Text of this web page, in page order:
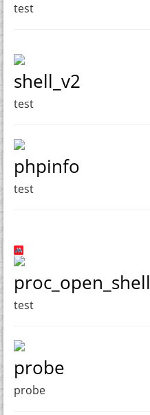
test
shell_v2
test
phpinfo
test
proc_open_shell
test
probe
probe